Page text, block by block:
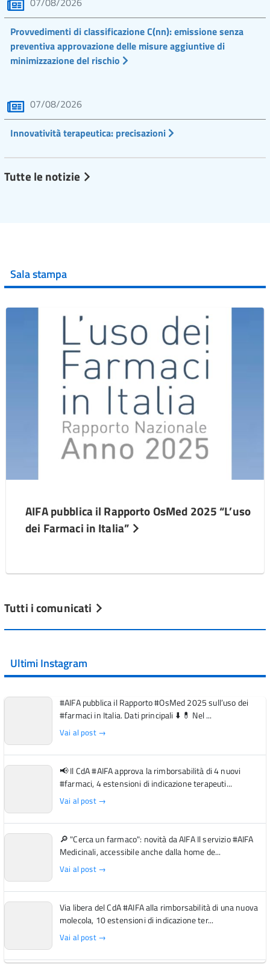
Provvedimenti di classificazione C(nn): emissione senza
preventiva approvazione delle misure aggiuntive di
minimizzazione del rischio
07/08/2026
Innovatività terapeutica: precisazioni
Tutte le notizie
Sala stampa
AIFA pubblica il Rapporto OsMed 2025 “L’uso
dei Farmaci in Italia”
Tutti i comunicati
Ultimi Instagram
#AIFA pubblica il Rapporto #OsMed 2025 sull’uso dei
#farmaci in Italia. Dati principali ⬇️ 💊 Nel ...
Vai al post →
📢 Il CdA #AIFA approva la rimborsabilità di 4 nuovi
#farmaci, 4 estensioni di indicazione terapeuti...
Vai al post →
🔎 "Cerca un farmaco": novità da AIFA Il servizio #AIFA
Medicinali, accessibile anche dalla home de...
Vai al post →
Via libera del CdA #AIFA alla rimborsabilità di una nuova
molecola, 10 estensioni di indicazione ter...
Vai al post →